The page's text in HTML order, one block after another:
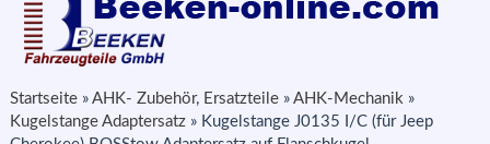
Startseite » AHK- Zubehör, Ersatzteile » AHK-Mechanik »
Kugelstange Adaptersatz » Kugelstange J0135 I/C (für Jeep